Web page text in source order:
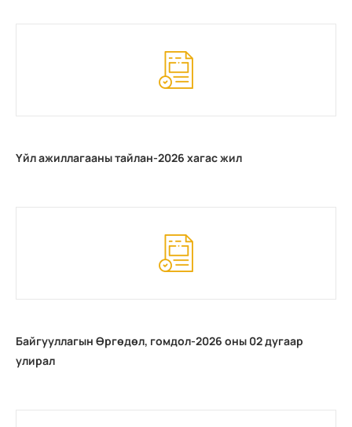
Үйл ажиллагааны тайлан-2026 хагас жил
Байгууллагын Өргөдөл, гомдол-2026 оны 02 дугаар
улирал